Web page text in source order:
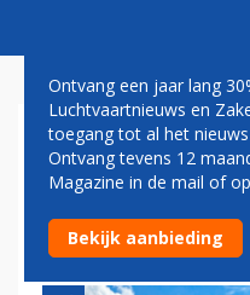
INDIGO
INDIA
VERTREK
Ontvang een jaar lang
Luchtvaartnieuws en
toegang tot al het
Ontvang tevens 12
Magazine in de mail of
Bekijk aanbieding